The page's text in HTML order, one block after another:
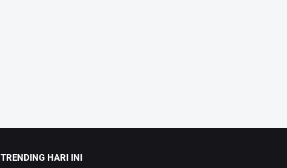
TRENDING HARI INI